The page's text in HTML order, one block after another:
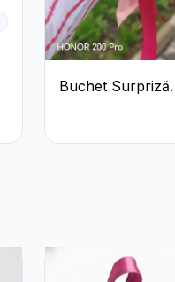
Buchet Surpriză